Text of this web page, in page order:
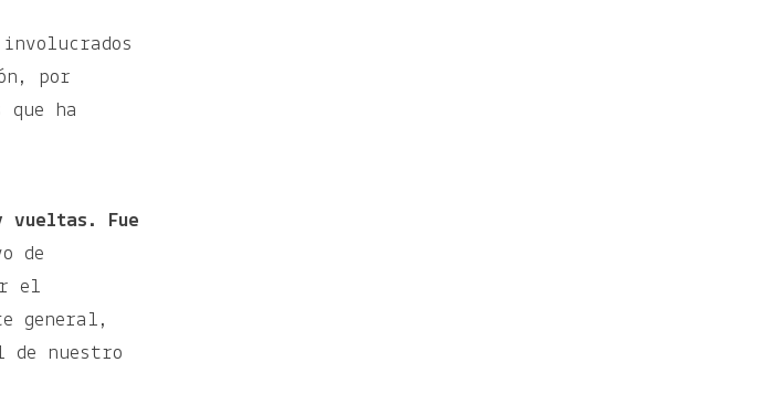
por
ha
vueltas. Fue
de
el
general,
de nuestro